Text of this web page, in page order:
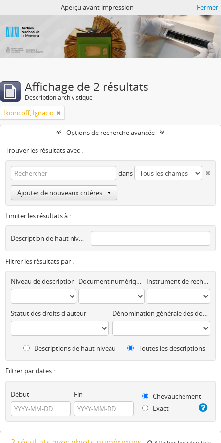
Aperçu avant impression Fermer
Affichage de 2 résultats
Description archivistique
Ikonicoff, Ignacio
Options de recherche avancée
Trouver les résultats avec :
dans
Ajouter de nouveaux critères
Limiter les résultats à :
Description de haut niveau
Filtrer les résultats par :
Niveau de description Document numérique disponible Instrument de recherche
Statut des droits d'auteur Dénomination générale des documents
Descriptions de haut niveau Toutes les descriptions
Filtrer par dates :
Début Fin
Chevauchement
Exact